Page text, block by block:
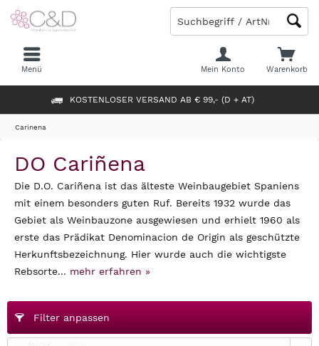
KOSTENLOSER VERSAND AB € 99,- (D + AT)
Warenkorb
Mein Konto
Menü
Carinena
DO Cariñena
Die D.O. Cariñena ist das älteste Weinbaugebiet Spaniens
mit einem besonders guten Ruf. Bereits 1932 wurde das
Gebiet als Weinbauzone ausgewiesen und erhielt 1960 als
erste das Prädikat Denominacion de Origin als geschützte
Herkunftsbezeichnung. Hier wurde auch die wichtigste
Rebsorte... mehr erfahren »
Filter anpassen